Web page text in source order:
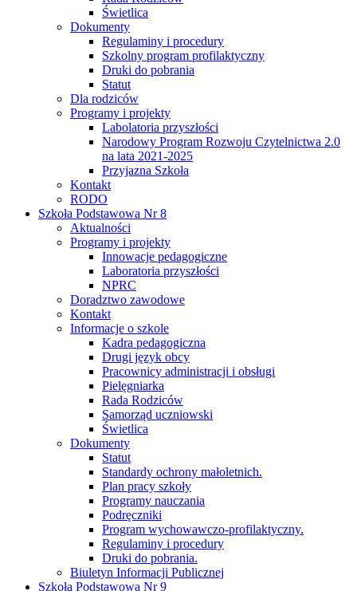
Świetlica
Dokumenty
Regulaminy i procedury
Szkolny program profilaktyczny
Druki do pobrania
Statut
Dla rodziców
Programy i projekty
Labolatoria przyszłości
Narodowy Program Rozwoju Czytelnictwa 2.0
na lata 2021-2025
Przyjazna Szkoła
Kontakt
RODO
Szkoła Podstawowa Nr 8
Aktualności
Programy i projekty
Innowacje pedagogiczne
Laboratoria przyszłości
NPRC
Doradztwo zawodowe
Kontakt
Informacje o szkole
Kadra pedagogiczna
Drugi język obcy
Pracownicy administracji i obsługi
Pielęgniarka
Rada Rodziców
Samorząd uczniowski
Świetlica
Dokumenty
Statut
Standardy ochrony małoletnich.
Plan pracy szkoły
Programy nauczania
Podręczniki
Program wychowawczo-profilaktyczny.
Regulaminy i procedury
Druki do pobrania.
Biuletyn Informacji Publicznej
Szkoła Podstawowa Nr 9